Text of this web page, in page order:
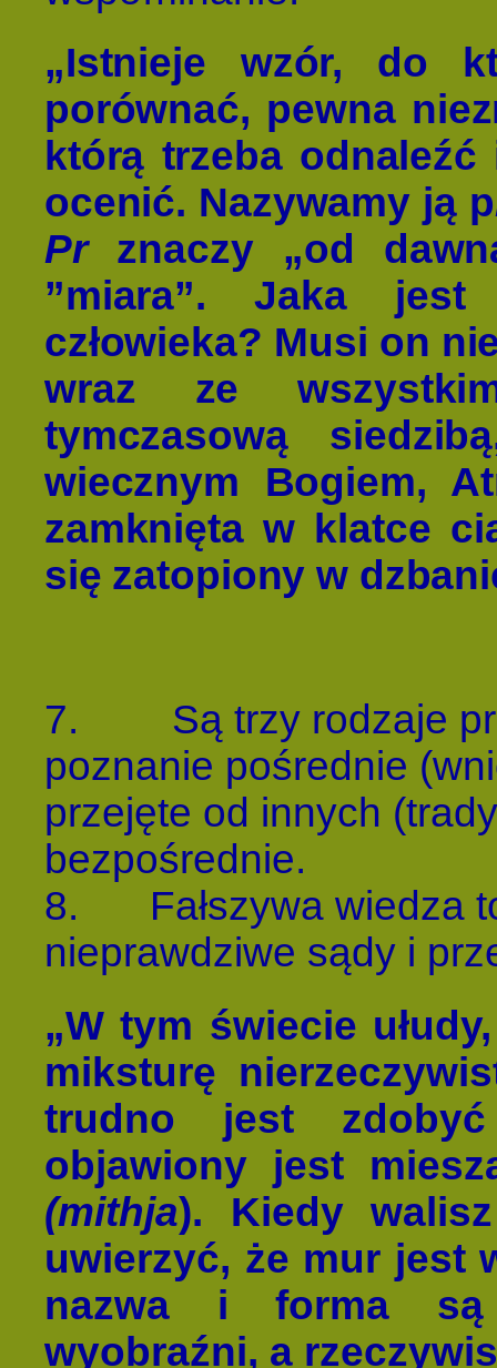
„Istnieje wzór, do
porównać, pewna
którą trzeba
ocenić. Nazywamy ją p
Pr znaczy „od
”miara”. Jaka
człowieka? Musi on
wraz ze
tymczasową
wiecznym Bogiem,
zamknięta w klatce
się zatopiony w
7.
Są trzy rodzaje
poznanie pośrednie
przejęte od innych
bezpośrednie.
8.
Fałszywa wiedza
nieprawdziwe sądy i
„W tym świecie
miksturę
trudno jest
objawiony jest
(mithja). Kiedy
uwierzyć, że mur jest
nazwa i forma są
wyobraźni, a